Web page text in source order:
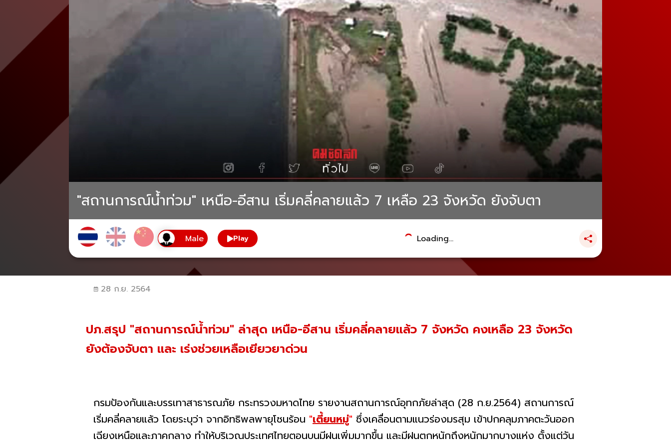
"สถานการณ์น้ำท่วม" เหนือ-อีสาน เริ่มคลี่คลายแล้ว 7 เหลือ 23 จังหวัด ยังจับตา
Play Loading...
28 ก.ย. 2564
ปภ.สรุป "สถานการณ์น้ำท่วม" ล่าสุด เหนือ-อีสาน เริ่มคลี่คลายแล้ว 7 จังหวัด คงเหลือ 23 จังหวัด
ยังต้องจับตา และ เร่งช่วยเหลือเยียวยาด่วน
กรมป้องกันและบรรเทาสาธารณภัย กระทรวงมหาดไทย รายงานสถานการณ์อุทกภัยล่าสุด (28 ก.ย.2564) สถานการณ์
เริ่มคลี่คลายแล้ว โดยระบุว่า จากอิทธิพลพายุโซนร้อน "เตี้ยนหมู่" ซึ่งเคลื่อนตามแนวร่องมรสุม เข้าปกคลุมภาคตะวันออก
เฉียงเหนือและภาคกลาง ทำให้บริเวณประเทศไทยตอนบนมีฝนเพิ่มมากขึ้น และมีฝนตกหนักถึงหนักมากบางแห่ง ตั้งแต่วัน